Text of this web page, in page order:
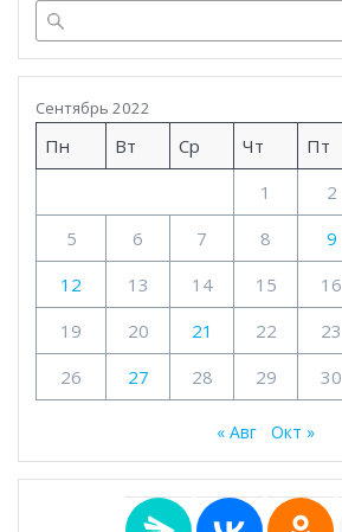
Сентябрь 2022
Пн Вт Ср Чт Пт
1
2
5
6 7 8 9
12
13 14 15 16
19
20 21 22 23
26
27 28 29 30
« Авг Окт »